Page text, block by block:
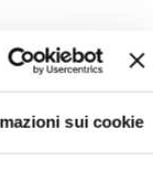
sui cookie